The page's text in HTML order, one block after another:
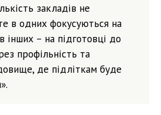
закладів не
в одних фокусуються на
інших – на підготовці до
профільність та
де підліткам буде